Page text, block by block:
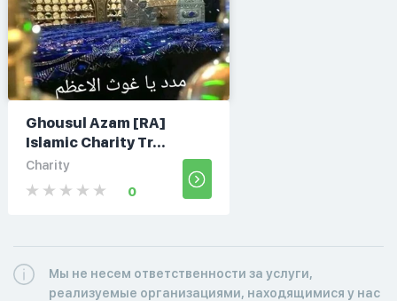
Ghousul Azam [RA]
Islamic Charity Tr...
Charity
0
Мы не несем ответственности за услуги,
реализуемые организациями, находящимися у нас